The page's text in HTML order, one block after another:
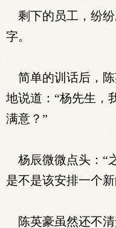
剩下的员工，纷纷
字。
简单的训话后，陈
地说道：“杨先生，
满意？”
杨辰微微点头：“
是不是该安排一个
陈英豪虽然还不清